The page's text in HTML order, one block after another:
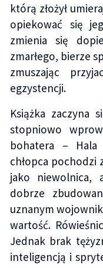
którą złożył
opiekować się
zmienia się
zmarłego, bierze
zmuszając
egzystencji.
Książka zaczyna
stopniowo
bohatera – Hala
chłopca pochodzi
jako niewolnica,
dobrze
uznanym
wartość.
Jednak brak
inteligencją i